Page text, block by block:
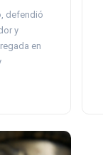
defendió
y
en